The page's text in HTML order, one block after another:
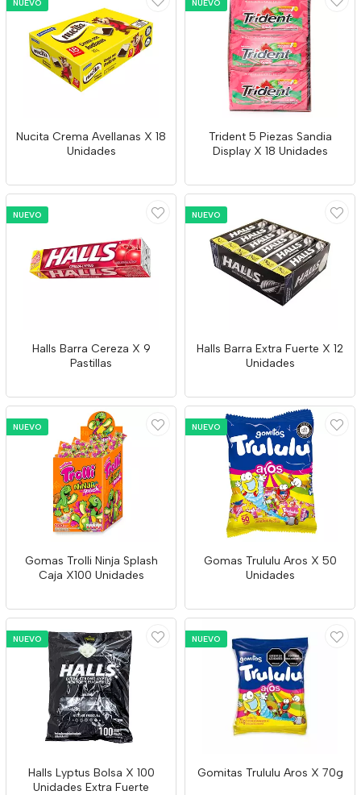
NUEVO
Nucita Crema Avellanas X 18
Unidades
NUEVO
Trident 5 Piezas Sandia
Display X 18 Unidades
NUEVO
Halls Barra Cereza X 9
Pastillas
NUEVO
Halls Barra Extra Fuerte X 12
Unidades
NUEVO
Gomas Trolli Ninja Splash
Caja X100 Unidades
NUEVO
Gomas Trululu Aros X 50
Unidades
NUEVO
Halls Lyptus Bolsa X 100
Unidades Extra Fuerte
NUEVO
Gomitas Trululu Aros X 70g